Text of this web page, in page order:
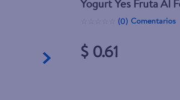
Yogurt Yes Fruta Al
(0) Comentarios
$ 0.61